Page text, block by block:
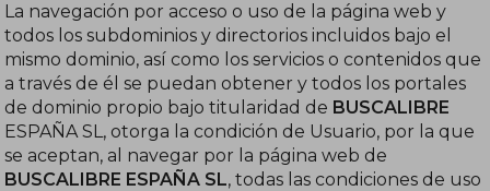
La navegación por acceso o uso de la página web y
todos los subdominios y directorios incluidos bajo el
mismo dominio, así como los servicios o contenidos que
a través de él se puedan obtener y todos los portales
de dominio propio bajo titularidad de BUSCALIBRE
ESPAÑA SL, otorga la condición de Usuario, por la que
se aceptan, al navegar por la página web de
BUSCALIBRE ESPAÑA SL, todas las condiciones de uso